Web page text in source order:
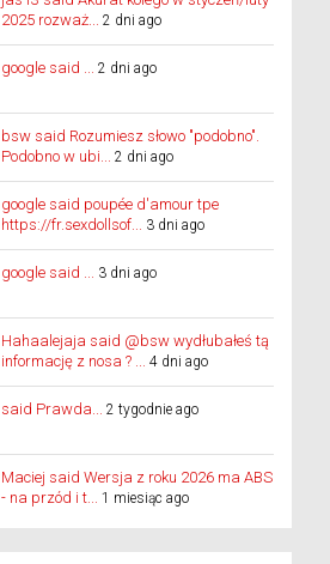
2025 rozważ... 2 dni ago
google said ... 2 dni ago
bsw said Rozumiesz słowo "podobno".
Podobno w ubi... 2 dni ago
google said poupée d'amour tpe
https://fr.sexdollsof... 3 dni ago
google said ... 3 dni ago
Hahaalejaja said @bsw wydłubałeś tą
informację z nosa ? ... 4 dni ago
said Prawda... 2 tygodnie ago
Maciej said Wersja z roku 2026 ma ABS
- na przód i t... 1 miesiąc ago